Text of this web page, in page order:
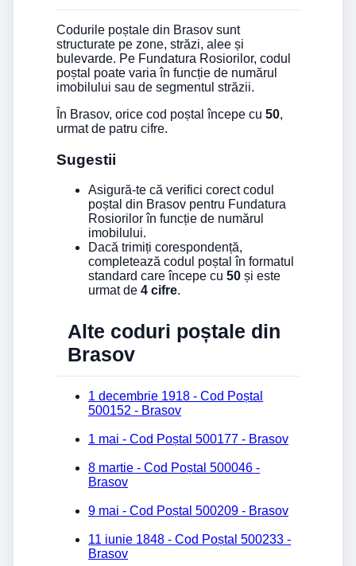
Codurile poștale din Brasov sunt
structurate pe zone, străzi, alee și
bulevarde. Pe Fundatura Rosiorilor, codul
poștal poate varia în funcție de numărul
imobilului sau de segmentul străzii.
În Brasov, orice cod poștal începe cu 50,
urmat de patru cifre.
Sugestii
Asigură-te că verifici corect codul
poștal din Brasov pentru Fundatura
Rosiorilor în funcție de numărul
imobilului.
Dacă trimiți corespondență,
completează codul poștal în formatul
standard care începe cu 50 și este
urmat de 4 cifre.
Alte coduri poștale din
Brasov
1 decembrie 1918 - Cod Poștal
500152 - Brasov
1 mai - Cod Poștal 500177 - Brasov
8 martie - Cod Poștal 500046 -
Brasov
9 mai - Cod Poștal 500209 - Brasov
11 iunie 1848 - Cod Poștal 500233 -
Brasov